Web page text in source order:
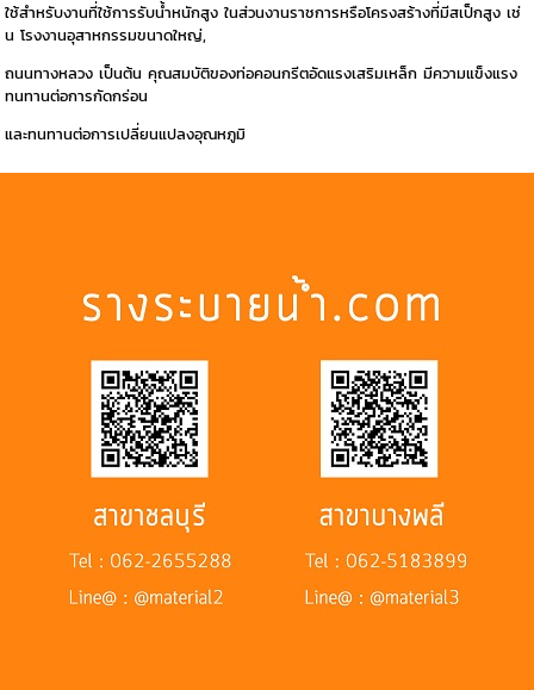
ใช้สำหรับงานที่ใช้การรับน้ำหนักสูง ในส่วนงานราชการหรือโครงสร้างที่มีสเป็กสูง เช่
น โรงงานอุสาหกรรมขนาดใหญ่,
ถนนทางหลวง เป็นต้น คุณสมบัติของท่อคอนกรีตอัดแรงเสริมเหล็ก มีความแข็งแรง
ทนทานต่อการกัดกร่อน
และทนทานต่อการเปลี่ยนแปลงอุณหภูมิ